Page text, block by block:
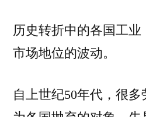
历史转折中的各国工业
市场地位的波动。
自上世纪50年代，很